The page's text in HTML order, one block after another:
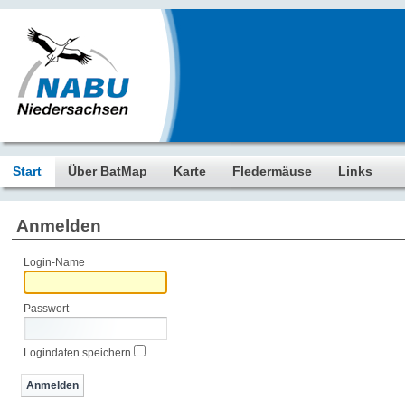
Start Über BatMap Karte Fledermäuse Links
Anmelden
Login-Name
Passwort
Logindaten speichern